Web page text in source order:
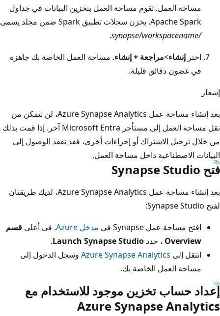
مساحة العمل. تقوم مساحة العمل بتخزين البيانات في جداول
Apache Spark. يخزن سجلات تطبيق Spark ضمن مجلد يسمى
/synapse/workspacename
.
اختر إنشاء>مراجعة + إنشاء. مساحة العمل الخاصة بك جاهزة
في غضون دقائق قليلة.
إشعار
بعد إنشاء مساحة عمل Azure Synapse Analytics، لن تتمكن من
نقل مساحة العمل إلى مستأجر Microsoft Entra آخر. إذا قمت بذلك
من خلال ترحيل الاشتراك أو إجراءات أخرى، فقد تفقد الوصول إلى
البيانات الاصطناعية داخل مساحة العمل.
فتح Synapse Studio
بعد إنشاء مساحة عمل Azure Synapse Analytics، لديك طريقتان
لفتح Synapse Studio:
افتح مساحة عمل Synapse في
مدخل Azure . في أعلى قسم
Overview ، حدد Launch Synapse Studio
.
انتقل إلى Azure Synapse Analytics وسجل الدخول إلى
مساحة العمل الخاصة بك.
إعداد حساب تخزين موجود للاستخدام مع
Azure Synapse Analytics